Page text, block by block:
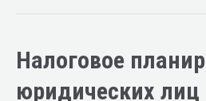
Налоговое
юридических лиц